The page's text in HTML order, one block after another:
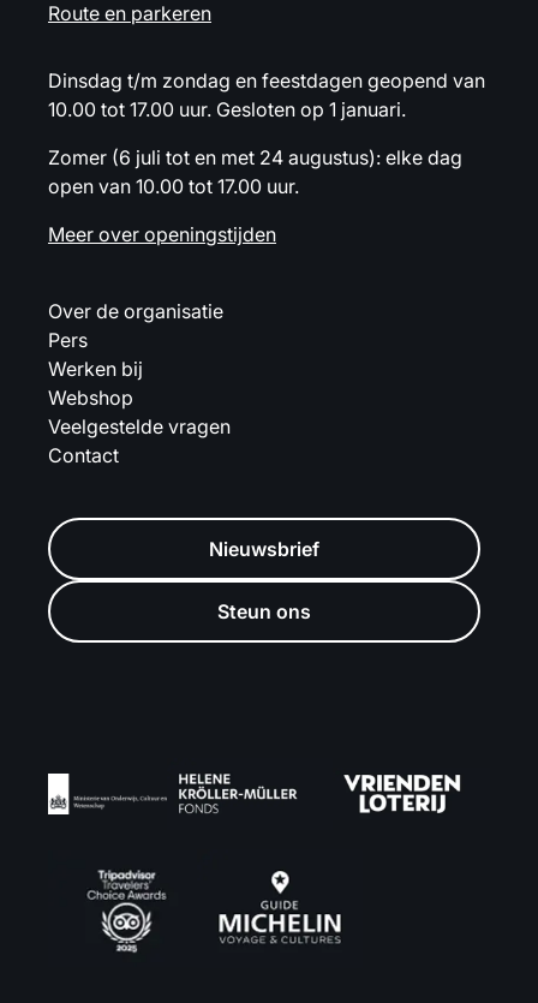
Route en parkeren
Dinsdag t/m zondag en feestdagen geopend van
10.00 tot 17.00 uur. Gesloten op 1 januari.
Zomer (6 juli tot en met 24 augustus): elke dag
open van 10.00 tot 17.00 uur.
Meer over openingstijden
Over de organisatie
Pers
Werken bij
Webshop
Veelgestelde vragen
Contact
Nieuwsbrief
Steun ons